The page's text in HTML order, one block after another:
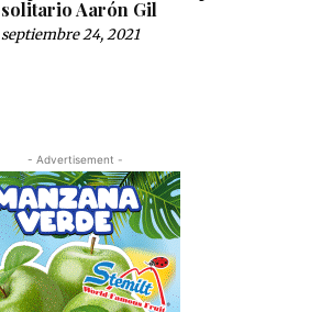
solitario Aarón Gil
septiembre 24, 2021
- Advertisement -